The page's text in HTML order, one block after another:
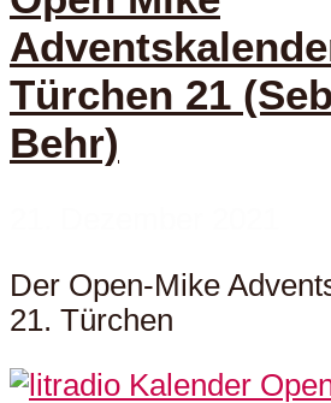
Türchen 21
Behr)
Der Open-Mike
21. Türchen